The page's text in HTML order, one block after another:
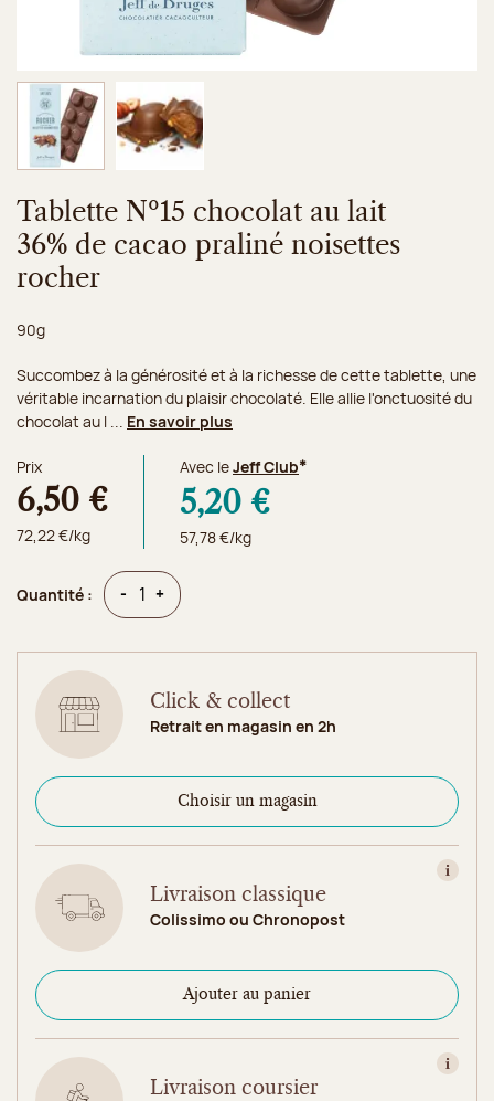
Image 1 sur 2
Tablette Nº15 chocolat au lait
36% de cacao praliné noisettes
rocher
Poids net :
90g
Succombez à la générosité et à la richesse de cette tablette, une
véritable incarnation du plaisir chocolaté. Elle allie l'onctuosité du
chocolat au l ... En savoir plus
Prix
6,50 €
72,22 €/kg
Avec leJeff Club*
5,20 €
57,78 €/kg
Quantité : - Quantité
+Quantité
Click & collect
Retrait en magasin en 2h
Choisir un magasin
Livraison classique
Colissimo ou Chronopost
Ajouter au panier
Livraison coursier